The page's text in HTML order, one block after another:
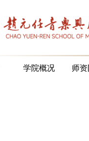
学院概况 师